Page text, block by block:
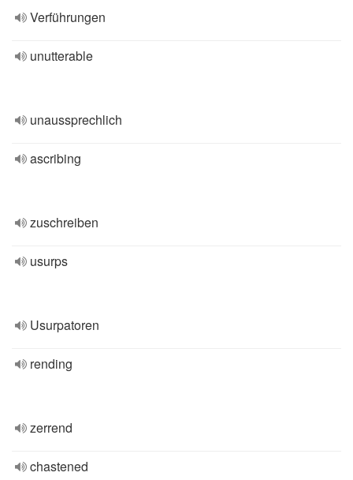
Verführungen
unutterable
unaussprechlich
ascribing
zuschreiben
usurps
Usurpatoren
rending
zerrend
chastened